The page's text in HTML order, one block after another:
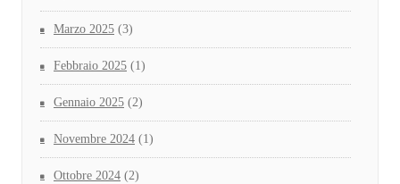
Marzo 2025 (3)
Febbraio 2025 (1)
Gennaio 2025 (2)
Novembre 2024 (1)
Ottobre 2024 (2)